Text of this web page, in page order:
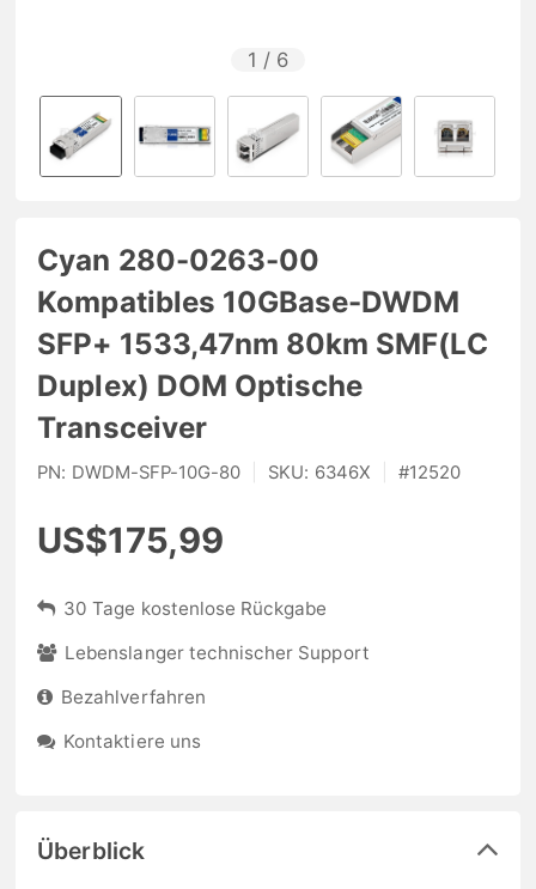
1 / 6
Cyan 280-0263-00
Kompatibles 10GBase-DWDM
SFP+ 1533,47nm 80km SMF(LC
Duplex) DOM Optische
Transceiver
PN: DWDM-SFP-10G-80 SKU: 6346X #12520
US$175,99
30 Tage kostenlose Rückgabe
Lebenslanger technischer Support
Bezahlverfahren
Kontaktiere uns
Überblick